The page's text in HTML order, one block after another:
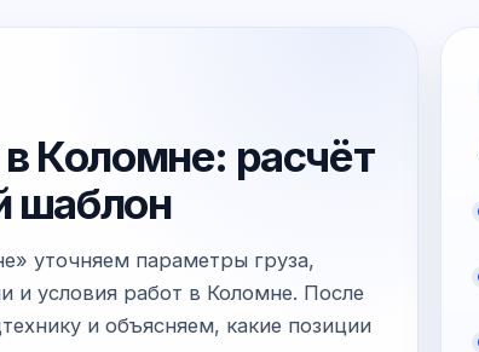
Коломне: расчёт
шаблон
уточняем параметры груза,
и условия работ в Коломне. После
и объясняем, какие позиции